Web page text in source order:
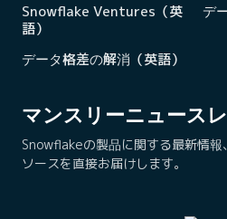
マンスリーニュース
Snowflakeの製品に関する最新情報
ソースを直接お届けします。
Snowflake Ventures（英
語）
データ格差の解消（英語）
デ